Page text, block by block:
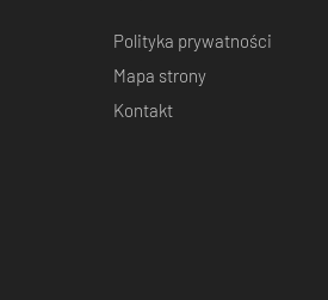
Polityka prywatności
Mapa strony
Kontakt